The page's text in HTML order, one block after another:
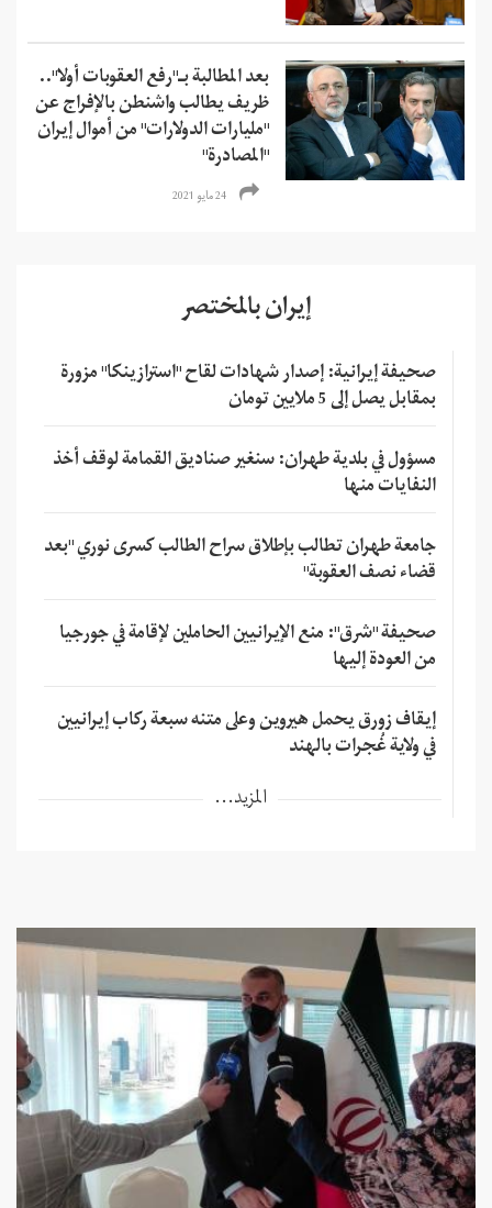
بعد المطالبة بـ"رفع العقوبات أولا"..
ظريف يطالب واشنطن بالإفراج عن
"مليارات الدولارات" من أموال إيران
"المصادرة"
24 مايو 2021
إيران بالمختصر
صحيفة إيرانية: إصدار شهادات لقاح "استرازينكا" مزورة
بمقابل يصل إلى 5 ملايين تومان
مسؤول في بلدية طهران: سنغير صناديق القمامة لوقف أخذ
النفايات منها
جامعة طهران تطالب بإطلاق سراح الطالب كسرى نوري "بعد
قضاء نصف العقوبة"
صحيفة "شرق": منع الإيرانيين الحاملين لإقامة في جورجيا
من العودة إليها
إيقاف زورق يحمل هيروين وعلى متنه سبعة ركاب إيرانيين
في ولاية غُجرات بالهند
المزيد...